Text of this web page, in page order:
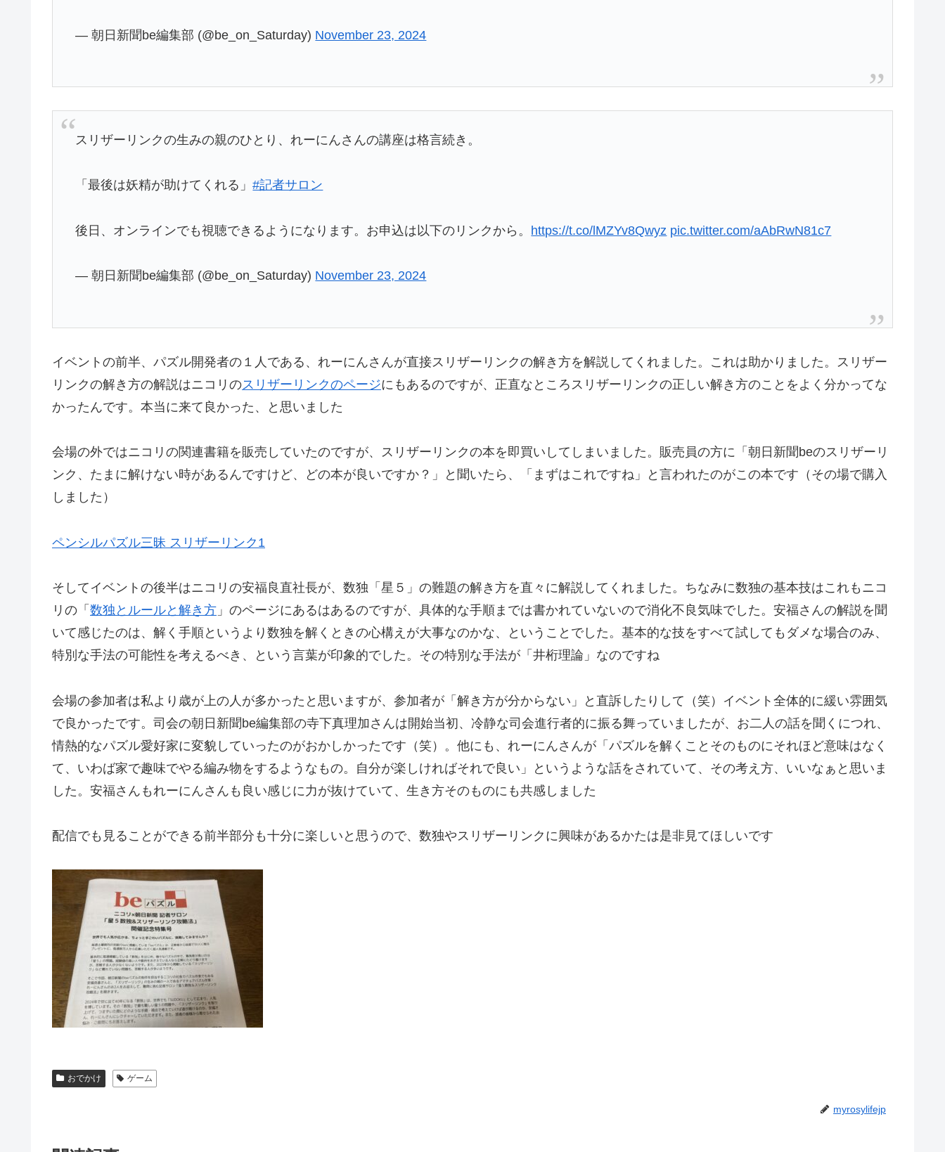
— 朝日新聞be編集部 (@be_on_Saturday) November 23, 2024
スリザーリンクの生みの親のひとり、れーにんさんの講座は格言続き。
「最後は妖精が助けてくれる」#記者サロン
後日、オンラインでも視聴できるようになります。お申込は以下のリンクから。 https://t.co/lMZYv8Qwyz pic.twitter.com/aAbRwN81c7
— 朝日新聞be編集部 (@be_on_Saturday) November 23, 2024
イベントの前半、パズル開発者の１人である、れーにんさんが直接スリザーリンクの解き方を解説してくれました。これは助かりました。スリザー
リンクの解き方の解説はニコリのスリザーリンクのページにもあるのですが、正直なところスリザーリンクの正しい解き方のことをよく分かってな
かったんです。本当に来て良かった、と思いました
会場の外ではニコリの関連書籍を販売していたのですが、スリザーリンクの本を即買いしてしまいました。販売員の方に「朝日新聞beのスリザーリ
ンク、たまに解けない時があるんですけど、どの本が良いですか？」と聞いたら、「まずはこれですね」と言われたのがこの本です（その場で購入
しました）
ペンシルパズル三昧 スリザーリンク1
そしてイベントの後半はニコリの安福良直社長が、数独「星５」の難題の解き方を直々に解説してくれました。ちなみに数独の基本技はこれもニコ
リの「 数独とルールと解き方 」のページにあるはあるのですが、具体的な手順までは書かれていないので消化不良気味でした。安福さんの解説を聞
いて感じたのは、解く手順というより数独を解くときの心構えが大事なのかな、ということでした。基本的な技をすべて試してもダメな場合のみ、
特別な手法の可能性を考えるべき、という言葉が印象的でした。その特別な手法が「井桁理論」なのですね
会場の参加者は私より歳が上の人が多かったと思いますが、参加者が「解き方が分からない」と直訴したりして（笑）イベント全体的に緩い雰囲気
で良かったです。司会の朝日新聞be編集部の寺下真理加さんは開始当初、冷静な司会進行者的に振る舞っていましたが、お二人の話を聞くにつれ、
情熱的なパズル愛好家に変貌していったのがおかしかったです（笑）。他にも、れーにんさんが「パズルを解くことそのものにそれほど意味はなく
て、いわば家で趣味でやる編み物をするようなもの。自分が楽しければそれで良い」というような話をされていて、その考え方、いいなぁと思いま
した。安福さんもれーにんさんも良い感じに力が抜けていて、生き方そのものにも共感しました
配信でも見ることができる前半部分も十分に楽しいと思うので、数独やスリザーリンクに興味があるかたは是非見てほしいです
おでかけ ゲーム
myrosylifejp